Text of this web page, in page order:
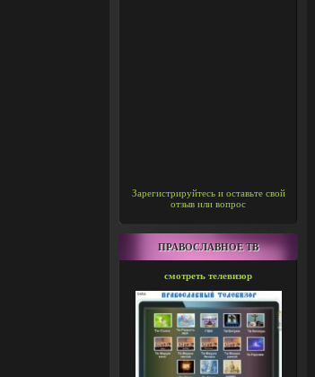
Зарегистрируйтесь и оставьте свой
отзыв или вопрос
ПРАВОСЛАВНОЕ ТВ
смотреть телевизор